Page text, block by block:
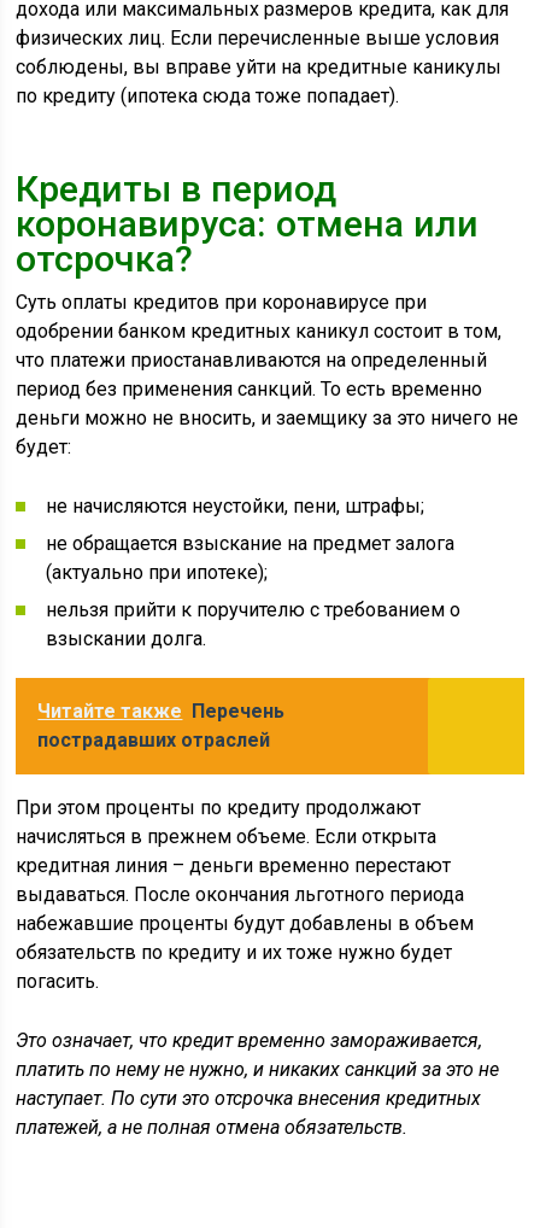
дохода или максимальных размеров кредита, как для
физических лиц. Если перечисленные выше условия
соблюдены, вы вправе уйти на кредитные каникулы
по кредиту (ипотека сюда тоже попадает).
Кредиты в период
коронавируса: отмена или
отсрочка?
Суть оплаты кредитов при коронавирусе при
одобрении банком кредитных каникул состоит в том,
что платежи приостанавливаются на определенный
период без применения санкций. То есть временно
деньги можно не вносить, и заемщику за это ничего не
будет:
не начисляются неустойки, пени, штрафы;
не обращается взыскание на предмет залога
(актуально при ипотеке);
нельзя прийти к поручителю с требованием о
взыскании долга.
Читайте также Перечень
пострадавших отраслей
При этом проценты по кредиту продолжают
начисляться в прежнем объеме. Если открыта
кредитная линия – деньги временно перестают
выдаваться. После окончания льготного периода
набежавшие проценты будут добавлены в объем
обязательств по кредиту и их тоже нужно будет
погасить.
Это означает, что кредит временно замораживается,
платить по нему не нужно, и никаких санкций за это не
наступает. По сути это отсрочка внесения кредитных
платежей, а не полная отмена обязательств.